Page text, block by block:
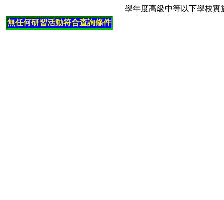
學年度高級中等以下學校
無任何研習活動符合查詢條件